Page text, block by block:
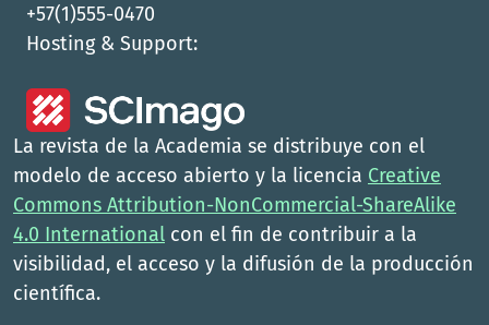
+57(1)555-0470
Hosting & Support:
La revista de la Academia se distribuye con el
modelo de acceso abierto y la licencia Creative
Commons Attribution-NonCommercial-ShareAlike
4.0 International con el fin de contribuir a la
visibilidad, el acceso y la difusión de la producción
científica.